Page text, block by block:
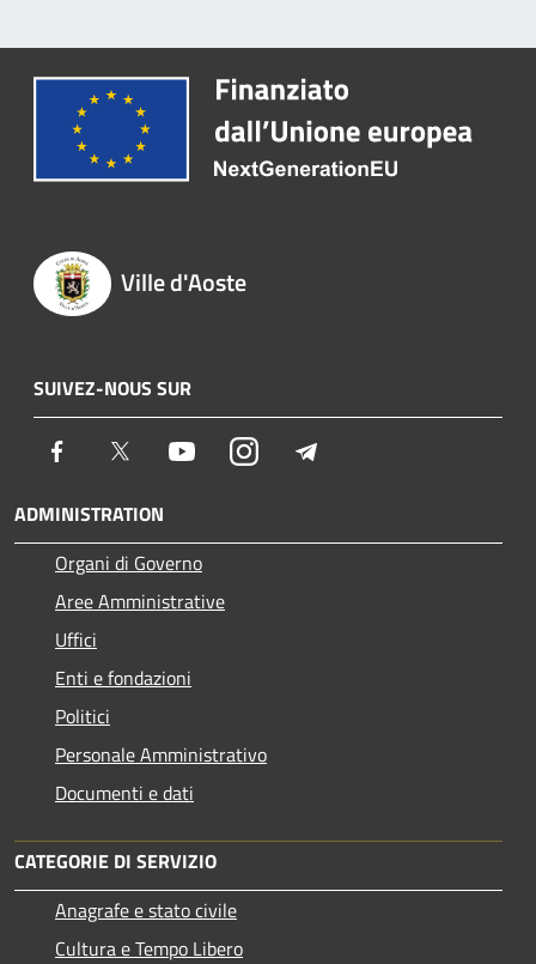
Ville d'Aoste
SUIVEZ-NOUS SUR
Facebook Twitter YoutubeInstagram
ADMINISTRATION
Organi di Governo
Aree Amministrative
Uffici
Enti e fondazioni
Politici
Personale Amministrativo
Documenti e dati
CATEGORIE DI SERVIZIO
Anagrafe e stato civile
Cultura e Tempo Libero